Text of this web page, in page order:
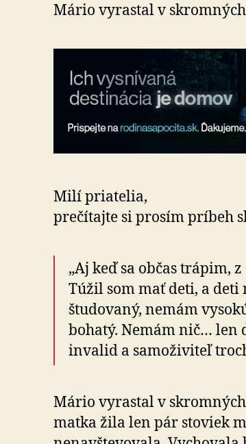
Mário vyrastal v
Milí priatelia,
prečítajte si prosím príbeh
„Aj keď sa občas trápim,
Túžil som mať deti, a deti
študovaný, nemám
bohatý. Nemám nič… len
invalid a samoživiteľ
Mário vyrastal v
matka žila len pár stoviek